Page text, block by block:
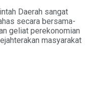
Daerah sangat
secara bersama-
geliat perekonomian
masyarakat